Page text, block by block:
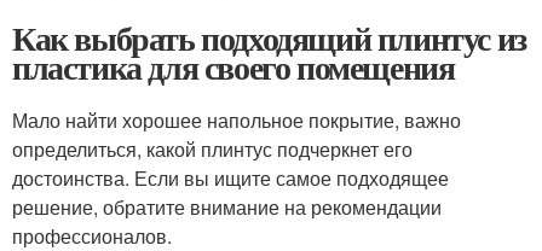
Как выбрать подходящий плинтус из
пластика для своего помещения
Мало найти хорошее напольное покрытие, важно
определиться, какой плинтус подчеркнет его
достоинства. Если вы ищите самое подходящее
решение, обратите внимание на рекомендации
профессионалов.